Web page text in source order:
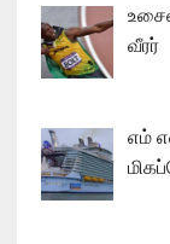
வீரர்
எம்